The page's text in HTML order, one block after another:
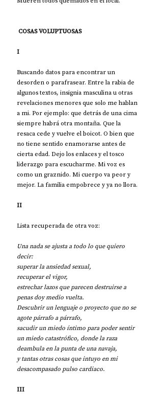
COSAS VOLUPTUOSAS
I
Buscando datos para encontrar un
desorden o parafrasear. Entre la rabia de
algunos textos, insignia masculina u otras
revelaciones menores que solo me hablan
a mi. Por ejemplo: que detrás de una cima
siempre habrá otra montaña. Que la
resaca cede y vuelve el boicot. O bien que
no tiene sentido enamorarse antes de
cierta edad. Dejo los enlaces y el tosco
liderazgo para escucharme. Mi voz es
como un graznido. Mi cuerpo va peor y
mejor. La familia empobrece y ya no llora.
II
Lista recuperada de otra voz:
Una nada se ajusta a todo lo que quiero
decir:
superar la ansiedad sexual,
recuperar el vigor,
estrechar lazos que parecen destruirse a
penas doy medio vuelta.
Descubrir un lenguaje o proyecto que no se
agote párrafo a párrafo,
sacudir un miedo íntimo para poder sentir
un miedo catastrófico, donde la raza
deambula en la punta de una navaja,
y tantas otras cosas que intuyo en mi
desacompasado pulso cardiaco.
III